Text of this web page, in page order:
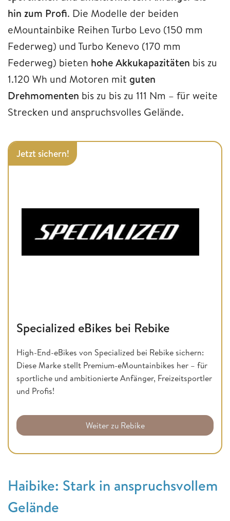
hin zum Profi. Die Modelle der beiden
eMountainbike Reihen Turbo Levo (150 mm
Federweg) und Turbo Kenevo (170 mm
Federweg) bieten hohe Akkukapazitäten bis zu
1.120 Wh und Motoren mit guten
Drehmomenten bis zu bis zu 111 Nm – für weite
Strecken und anspruchsvolles Gelände.
Jetzt sichern!
Specialized eBikes bei Rebike
High-End-eBikes von Specialized bei Rebike sichern:
Diese Marke stellt Premium-eMountainbikes her – für
sportliche und ambitionierte Anfänger, Freizeitsportler
und Profis!
Weiter zu Rebike
Haibike: Stark in anspruchsvollem
Gelände